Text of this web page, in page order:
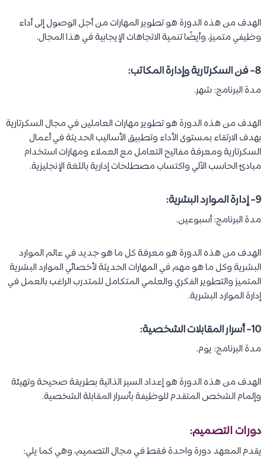
الهدف من هذه الدورة هو تطوير المهارات من أجل الوصول إلى أداء
وظيفي متميز، وأيضًا تنمية الاتجاهات الإيجابية في هذا المجال.
8- فن السكرتارية وإدارة المكاتب:
مدة البرنامج: شهر.
الهدف من هذه الدورة هو تطوير مهارات العاملين في مجال السكرتارية
بهدف الارتقاء بمستوى الأداء وتطبيق الأساليب الحديثة في أعمال
السكرتارية ومعرفة مفاتيح التعامل مع العملاء ومهارات استخدام
مبادئ الحاسب الآلي واكتساب مصطلحات إدارية باللغة الإنجليزية.
9- إدارة الموارد البشرية:
مدة البرنامج: أسبوعين.
الهدف من هذه الدورة هو معرفة كل ما هو جديد في عالم الموارد
البشرية وكل ما هو مهم في المهارات الحديثة لأخصائي الموارد البشرية
المتميز والتطوير الفكري والعلمي المتكامل للمتدرب الراغب بالعمل في
إدارة الموارد البشرية.
10- أسرار المقابلات الشخصية:
مدة البرنامج: يوم.
الهدف من هذه الدورة هو إعداد السير الذاتية بطريقة صحيحة وتهيئة
وإلمام الشخص المتقدم للوظيفة بأسرار المقابلة الشخصية.
دورات التصميم:
يقدم المعهد دورة واحدة فقط في مجال التصميم، وهي كما يلي: